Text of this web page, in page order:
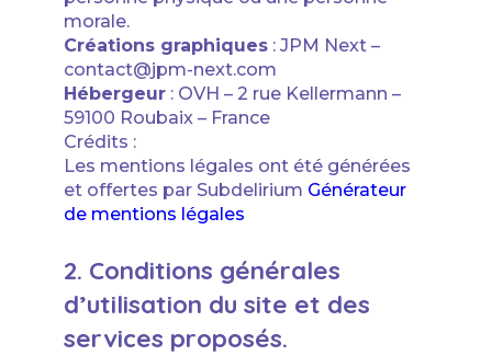
morale.
Créations graphiques : JPM Next –
contact@jpm-next.com
Hébergeur : OVH – 2 rue Kellermann –
59100 Roubaix – France
Crédits :
Les mentions légales ont été générées
et offertes par Subdelirium Générateur
de mentions légales
2. Conditions générales
d’utilisation du site et des
services proposés.